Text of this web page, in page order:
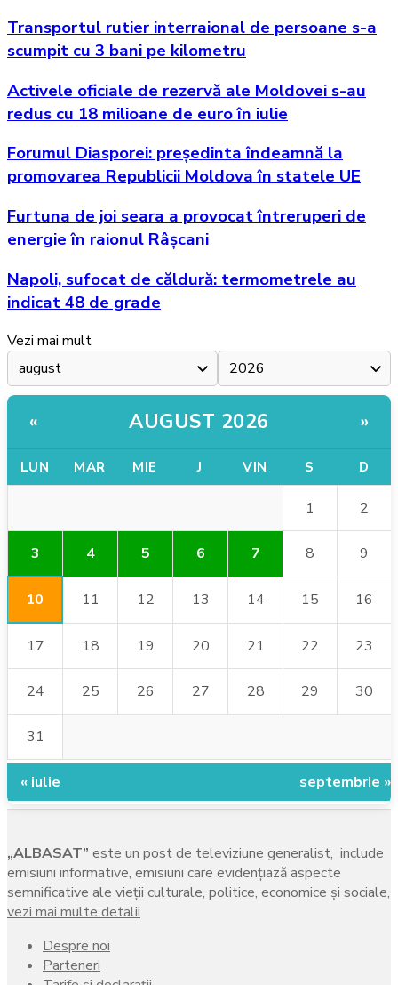
Transportul rutier interraional de persoane s-a
scumpit cu 3 bani pe kilometru
Activele oficiale de rezervă ale Moldovei s-au
redus cu 18 milioane de euro în iulie
Forumul Diasporei: președinta îndeamnă la
promovarea Republicii Moldova în statele UE
Furtuna de joi seara a provocat întreruperi de
energie în raionul Râșcani
Napoli, sufocat de căldură: termometrele au
indicat 48 de grade
Vezi mai mult
« AUGUST 2026 »
LUN MAR MIE J VIN S D
1 2
3 4 5 6 7 8 9
10 11 12 13 14 15 16
17 18 19 20 21 22 23
24 25 26 27 28 29 30
31
« iulie septembrie »
„ALBASAT” este un post de televiziune generalist, include
emisiuni informative, emisiuni care evidenţiază aspecte
semnificative ale vieţii culturale, politice, economice şi sociale,
vezi mai multe detalii
Despre noi
Parteneri